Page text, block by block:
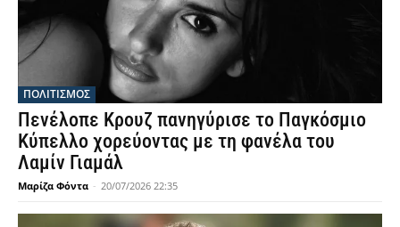
ΠΟΛΙΤΙΣΜΟΣ
Πενέλοπε Κρουζ πανηγύρισε το Παγκόσμιο
Κύπελλο χορεύοντας με τη φανέλα του
Λαμίν Γιαμάλ
Μαρίζα Φόντα - 20/07/2026 22:35